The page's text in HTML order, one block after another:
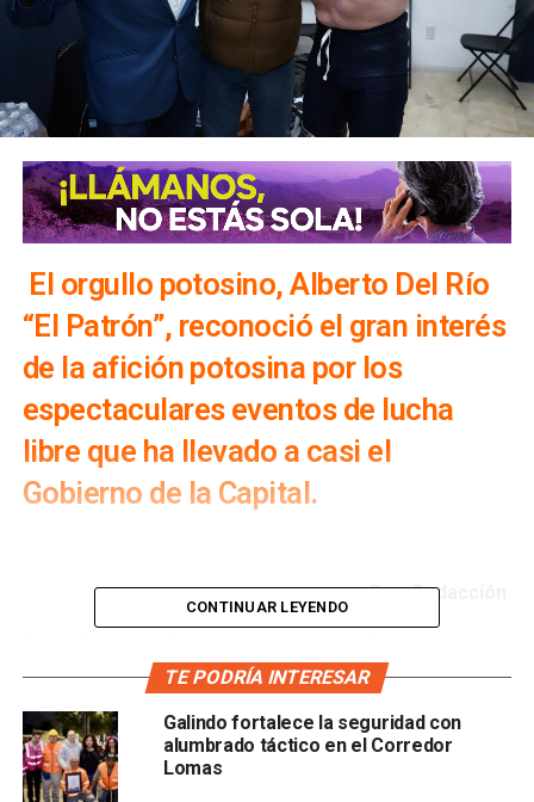
El orgullo potosino, Alberto Del Río
“El Patrón”, reconoció el gran interés
de la afición potosina por los
espectaculares eventos de lucha
libre que ha llevado a casi el
Gobierno de la Capital.
Por: Redacción
espectacular función de lucha libre, gracias al evento
parte de la estrategia del alcaldeEnrique Galindopara
fomentar el deporte y la cultura a todos los niveles y para
toda la población potosina.
CONTINUAR LEYENDO
TE PODRÍA INTERESAR
Galindo fortalece la seguridad con
alumbrado táctico en el Corredor
Lomas